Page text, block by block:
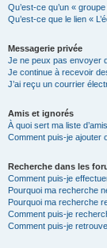
Qu’est-ce qu’un «
Qu’est-ce que le lien «
Messagerie privée
Je ne peux pas envoyer
Je continue à recevoir
J’ai reçu un courrier
Amis et ignorés
À quoi sert ma liste
Comment puis-je ajouter
Recherche dans les
Comment puis-je
Pourquoi ma recherche
Pourquoi ma recherche
Comment puis-je
Comment puis-je